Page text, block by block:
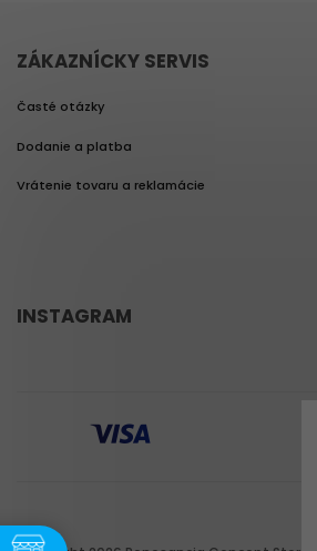
ZÁKAZNÍCKY SERVIS
Časté otázky
Dodanie a platba
Vrátenie tovaru a reklamácie
INSTAGRAM